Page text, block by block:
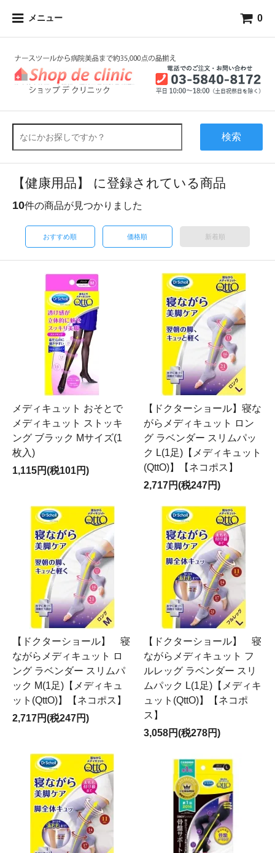
メニュー 0
検索
【健康用品】 に登録されている商品
10件の商品が見つかりました
おすすめ順 価格順 新着順
メディキュット おそとで
メディキュット ストッキ
ング ブラック Mサイズ(1
枚入)
1,115円(税101円)
【ドクターショール】寝な
がらメディキュット ロン
グ ラベンダー スリムパッ
ク L(1足)【メディキュット
(QttO)】【ネコポス】
2,717円(税247円)
【ドクターショール】 寝
ながらメディキュット ロ
ング ラベンダー スリムパ
ック M(1足)【メディキュ
ット(QttO)】【ネコポス】
2,717円(税247円)
【ドクターショール】 寝
ながらメディキュット フ
ルレッグ ラベンダー スリ
ムパック L(1足)【メディキ
ュット(QttO)】【ネコポ
ス】
3,058円(税278円)